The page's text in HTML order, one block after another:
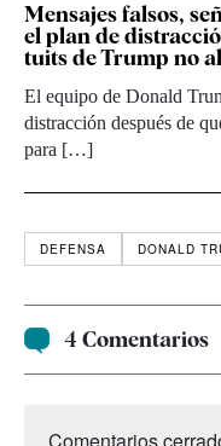
Mensajes falsos,
el plan de
tuits de Trump no
El equipo de Donald
distracción después de
para […]
DEFENSA DONALD
4 Comentarios
Comentarios